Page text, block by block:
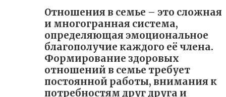
Отношения в семье – это сложная
и многогранная система,
определяющая эмоциональное
благополучие каждого её члена.
Формирование здоровых
отношений в семье требует
постоянной работы, внимания к
потребностям друг друга и